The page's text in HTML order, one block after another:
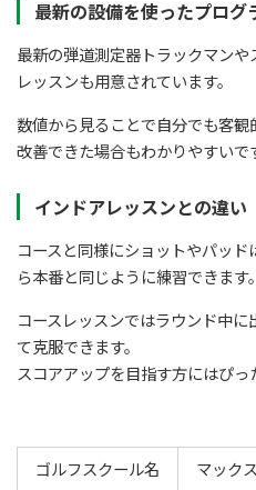
最新の設備を使ったプログ
最新の弾道測定器トラックマン
レッスンも用意されています。
数値から見ることで自分でも客観
改善できた場合もわかりやすいで
インドアレッスンとの違い
コースと同様にショットやパッ
ら本番と同じように練習できます。
コースレッスンではラウンド中
て克服できます。
スコアアップを目指す方にはぴっ
ゴルフスクール名 マック